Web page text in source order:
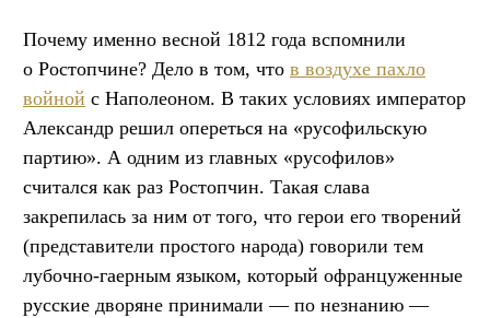
Почему именно весной 1812 года вспомнили
о Ростопчине? Дело в том, что в воздухе пахло
войной с Наполеоном. В таких условиях император
Александр решил опереться на «русофильскую
партию». А одним из главных «русофилов»
считался как раз Ростопчин. Такая слава
закрепилась за ним от того, что герои его творений
(представители простого народа) говорили тем
лубочно-гаерным языком, который офранцуженные
русские дворяне принимали — по незнанию —